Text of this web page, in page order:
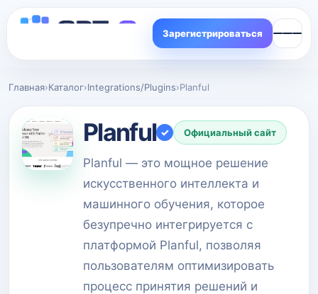
Зарегистрироваться
Главная›Каталог›Integrations/Plugins›Planful
Planful ✓ Официальный сайт
Planful — это мощное решение
искусственного интеллекта и
машинного обучения, которое
безупречно интегрируется с
платформой Planful, позволяя
пользователям оптимизировать
процесс принятия решений и